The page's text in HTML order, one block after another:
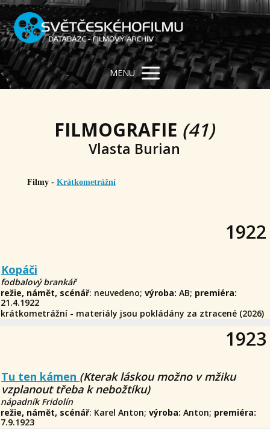
MENU
FILMOGRAFIE (41)
Vlasta Burian
Filmy - Krátkometrážní
1922
Kopáči
fodbalový brankář
režie, námět, scénář: neuvedeno; výroba: AB; premiéra:
21.4.1922
krátkometrážní - materiály jsou pokládány za ztracené (2026)
1923
Tu ten kámen (Kterak láskou možno v mžiku
vzplanout třeba k nebožtíku)
nápadník Fridolín
režie, námět, scénář: Karel Anton; výroba: Anton; premiéra:
7.9.1923